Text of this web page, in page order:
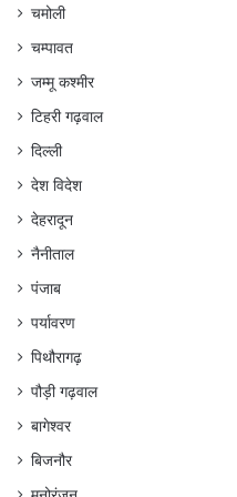
चमोली
चम्पावत
जम्मू कश्मीर
टिहरी गढ़वाल
दिल्ली
देश विदेश
देहरादून
नैनीताल
पंजाब
पर्यावरण
पिथौरागढ़
पौड़ी गढ़वाल
बागेश्वर
बिजनौर